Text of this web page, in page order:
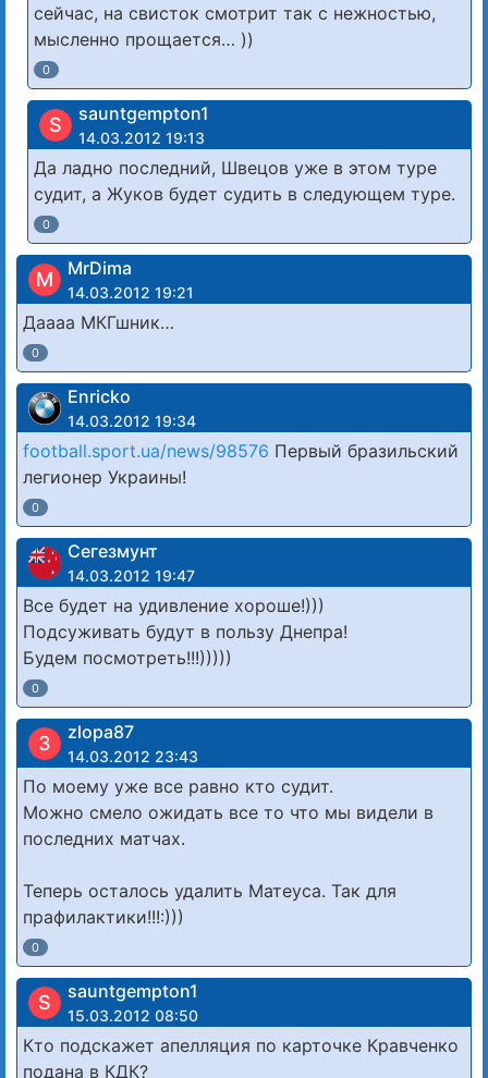
сейчас, на свисток смотрит так с нежностью,
мысленно прощается… ))
0
S sauntgempton1
14.03.2012 19:13
Да ладно последний, Швецов уже в этом туре
судит, а Жуков будет судить в следующем туре.
0
M MrDima
14.03.2012 19:21
Даааа МКГшник…
0
Enricko
14.03.2012 19:34
football.sport.ua/news/98576 Первый бразильский
легионер Украины!
0
Сегезмунт
14.03.2012 19:47
Все будет на удивление хороше!)))
Подсуживать будут в пользу Днепра!
Будем посмотреть!!!)))))
0
З zlopa87
14.03.2012 23:43
По моему уже все равно кто судит.
Можно смело ожидать все то что мы видели в
последних матчах.
Теперь осталось удалить Матеуса. Так для
прафилактики!!!:)))
0
S sauntgempton1
15.03.2012 08:50
Кто подскажет апелляция по карточке Кравченко
подана в КДК?